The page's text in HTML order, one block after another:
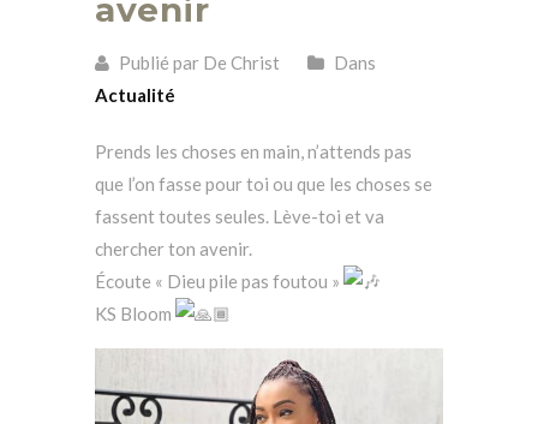
avenir
Publié par De Christ
Dans
Actualité
Prends les choses en main, n’attends pas
que l’on fasse pour toi ou que les choses se
fassent toutes seules. Lève-toi et va
chercher ton avenir.
Écoute « Dieu pile pas foutou »
KS Bloom